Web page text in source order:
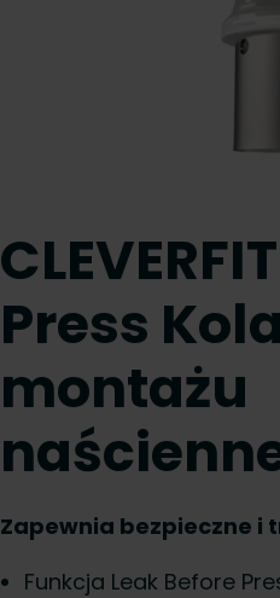
Press
montażu
Zapewnia bezpieczne i
Funkcja Leak Before